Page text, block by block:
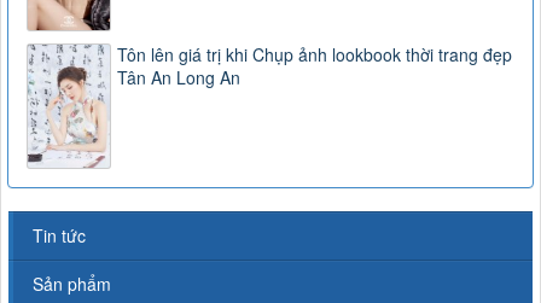
Tôn lên giá trị khi Chụp ảnh lookbook thời trang đẹp
Tân An Long An
Tin tức
Sản phẩm